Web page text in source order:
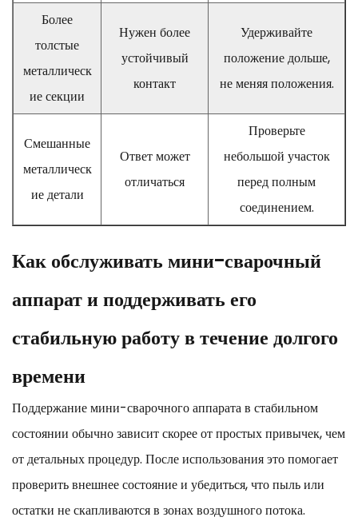
Более
толстые
металлическ
ие секции
Нужен более
устойчивый
контакт
Удерживайте
положение дольше,
не меняя положения.
Смешанные
металлическ
ие детали
Ответ может
отличаться
Проверьте
небольшой участок
перед полным
соединением.
Как обслуживать мини-сварочный
аппарат и поддерживать его
стабильную работу в течение долгого
времени
Поддержание мини-сварочного аппарата в стабильном
состоянии обычно зависит скорее от простых привычек, чем
от детальных процедур. После использования это помогает
проверить внешнее состояние и убедиться, что пыль или
остатки не скапливаются в зонах воздушного потока.